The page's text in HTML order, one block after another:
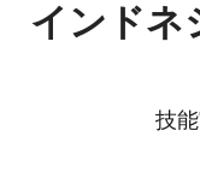
インドネ
技